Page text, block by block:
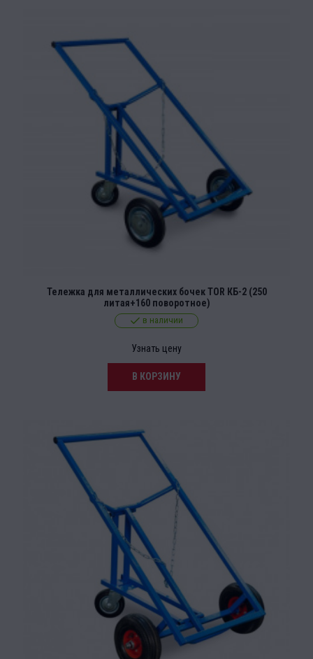
Тележка для металлических бочек TOR КБ-2 (250
литая+160 поворотное)
в наличии
Узнать цену
В КОРЗИНУ